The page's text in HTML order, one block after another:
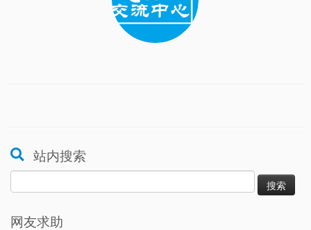
站内搜索
索：
网友求助